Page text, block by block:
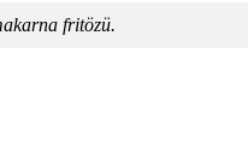
fritözü.